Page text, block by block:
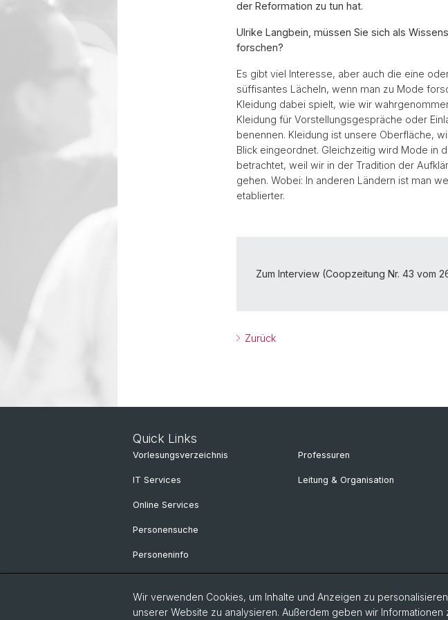
der Reformation zu tun hat.
Ulrike Langbein, müssen Sie sich als
forschen?
Es gibt viel Interesse, aber auch die eine
süffisantes Lächeln, wenn man zu Mode
Kleidung dabei spielt, wie wir
Kleidung für Vorstellungsgespräche oder
benennen. Kleidung ist unsere Oberfläche,
Blick eingeordnet. Gleichzeitig wird Mode in
betrachtet, weil wir in der Tradition der
gehen. Wobei: In anderen Ländern ist man
etablierter.
Zum Interview (Coopzeitung Nr. 43 vom
Zurück
Quick Links
Vorlesungsverzeichnis
IT Services
Online Services
Personensuche
Personeninfo
Professuren
Leitung & Organisation
Wir verwenden Cookies, um Inhalte und Anzeigen zu
unserer Website zu analysieren. Außerdem geben wir